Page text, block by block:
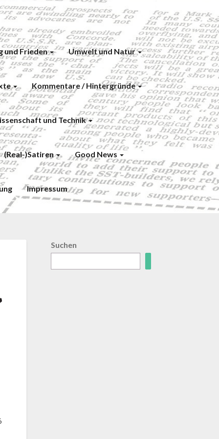
und Frieden Umwelt und Natur
Kommentare / Hintergründe
und Technik
(Real-)Satiren Good News
Impressum
Suchen